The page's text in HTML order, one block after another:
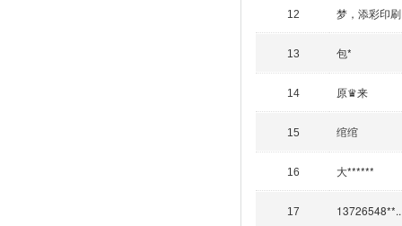
12 梦，添彩印刷
13 包*
14 原♛来
15 绾绾
16 大******
17